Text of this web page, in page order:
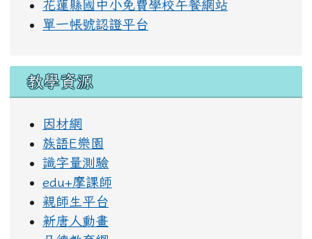
花蓮縣國中小免費學校午餐網站
單一帳號認證平台
教學資源
因材網
族語E樂園
識字量測驗
edu+摩課師
親師生平台
新唐人動畫